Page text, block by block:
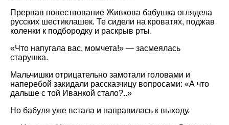
Прервав повествование Живкова бабушка оглядела
русских шестиклашек. Те сидели на кроватях, поджав
коленки к подбородку и раскрыв рты.
«Что напугала вас, момчета!» — засмеялась
старушка.
Мальчишки отрицательно замотали головами и
наперебой закидали рассказчицу вопросами: «А что
дальше с той Иванкой стало?..»
Но бабуля уже встала и направилась к выходу.